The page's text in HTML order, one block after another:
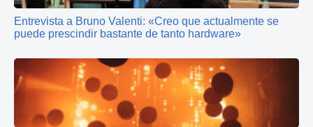
Entrevista a Bruno Valenti: «Creo que actualmente se
puede prescindir bastante de tanto hardware»